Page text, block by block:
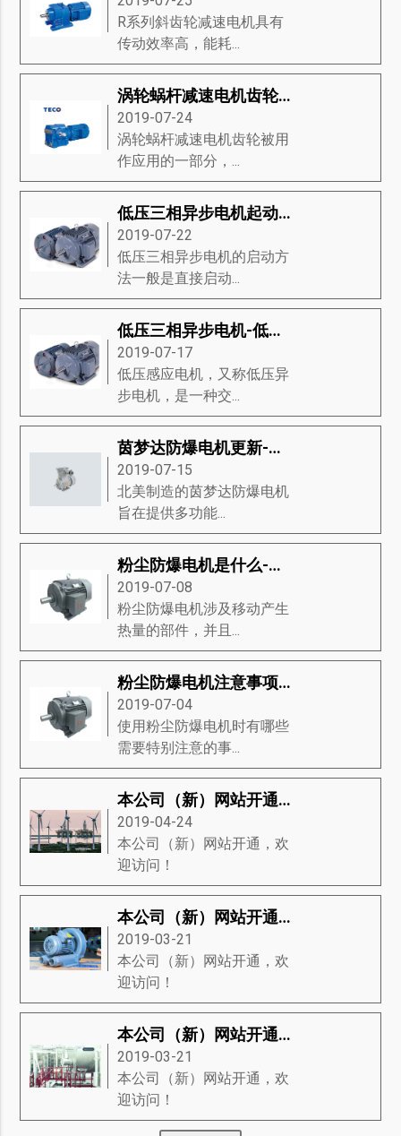
R系列斜齿轮减速电机具有
传动效率高，能耗...
涡轮蜗杆减速电机齿轮和锥齿轮的优缺点
2019-07-24
涡轮蜗杆减速电机齿轮被用
作应用的一部分，...
低压三相异步电机起动方法-低压三相异步电机启动方式分类、启动图、启动装置等知识详解
2019-07-22
低压三相异步电机的启动方
法一般是直接启动...
低压三相异步电机-低压三相异步电机的结构和图片
2019-07-17
低压感应电机，又称低压异
步电机，是一种交...
茵梦达防爆电机更新-茵梦达防爆电机的新功能
2019-07-15
北美制造的茵梦达防爆电机​
旨在提供多功能...
粉尘防爆电机是什么-掌握粉尘防爆电机的分类、材料组、重要性等知识详解
2019-07-08
粉尘防爆电机涉及移动产生
热量的部件，并且...
粉尘防爆电机注意事项-粉尘防爆电机的分类、代码字母、防爆类型等知识详解
2019-07-04
使用粉尘防爆电机时有哪些
需要特别注意的事...
本公司（新）网站开通，欢迎访问！
2019-04-24
本公司（新）网站开通，欢
迎访问！
本公司（新）网站开通，欢迎访问！
2019-03-21
本公司（新）网站开通，欢
迎访问！
本公司（新）网站开通，欢迎访问！
2019-03-21
本公司（新）网站开通，欢
迎访问！